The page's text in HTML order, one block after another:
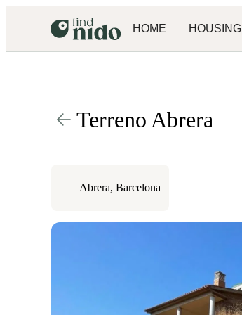
HOME HOUSING
Terreno Abrera
Abrera, Barcelona